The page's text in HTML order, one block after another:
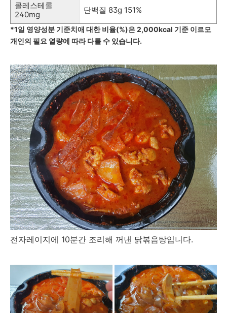
콜레스테롤
240mg
단백질 83g 151%
*1일 영양성분 기준치애 대한 비율(%)은 2,000kcal 기준 이르모
개인의 필요 열량에 따라 다를 수 있습니다.
전자레이지에 10분간 조리해 꺼낸 닭볶음탕입니다.